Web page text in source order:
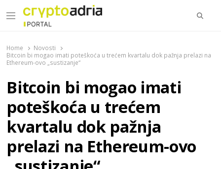
Menu
Home
Novosti
Bitcoin bi mogao imati poteškoća u trećem kvartalu dok pažnja prelazi na
Ethereum-ovo „sustizanje“
Bitcoin bi mogao imati
poteškoća u trećem
kvartalu dok pažnja
prelazi na Ethereum-ovo